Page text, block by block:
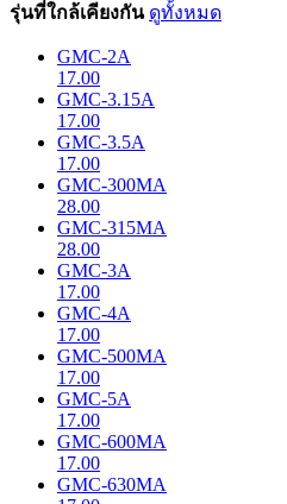
รุ่นที่ใกล้เคียงกัน ดูทั้งหมด
GMC-2A
17.00
GMC-3.15A
17.00
GMC-3.5A
17.00
GMC-300MA
28.00
GMC-315MA
28.00
GMC-3A
17.00
GMC-4A
17.00
GMC-500MA
17.00
GMC-5A
17.00
GMC-600MA
17.00
GMC-630MA